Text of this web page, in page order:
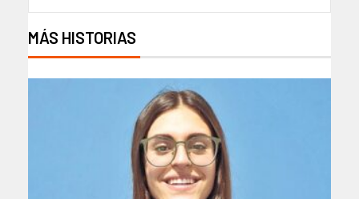
MÁS HISTORIAS